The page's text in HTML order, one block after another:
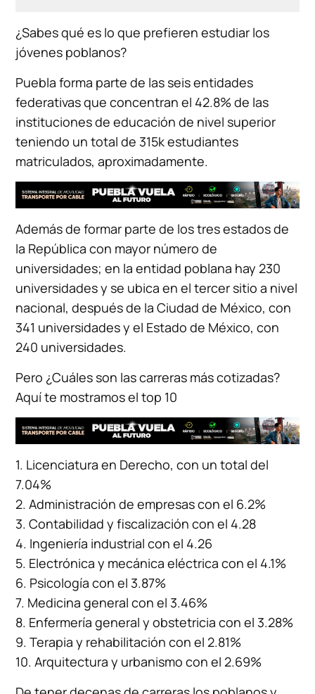
¿Sabes qué es lo que prefieren estudiar los
jóvenes poblanos?
Puebla forma parte de las seis entidades
federativas que concentran el 42.8% de las
instituciones de educación de nivel superior
teniendo un total de 315k estudiantes
matriculados, aproximadamente.
Además de formar parte de los tres estados de
la República con mayor número de
universidades; en la entidad poblana hay 230
universidades y se ubica en el tercer sitio a nivel
nacional, después de la Ciudad de México, con
341 universidades y el Estado de México, con
240 universidades.
Pero ¿Cuáles son las carreras más cotizadas?
Aquí te mostramos el top 10
1. Licenciatura en Derecho, con un total del
7.04%
2. Administración de empresas con el 6.2%
3. Contabilidad y fiscalización con el 4.28
4. Ingeniería industrial con el 4.26
5. Electrónica y mecánica eléctrica con el 4.1%
6. Psicología con el 3.87%
7. Medicina general con el 3.46%
8. Enfermería general y obstetricia con el 3.28%
9. Terapia y rehabilitación con el 2.81%
10. Arquitectura y urbanismo con el 2.69%